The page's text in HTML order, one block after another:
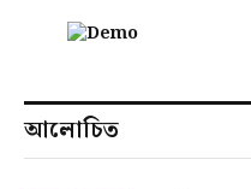
আলোচিত